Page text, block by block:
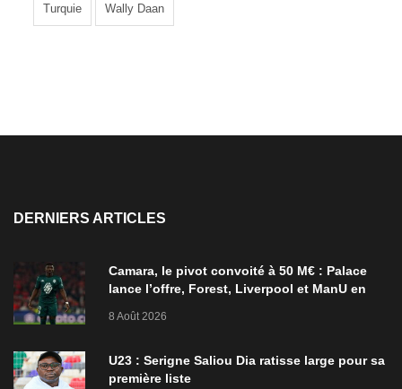
Turquie Wally Daan
DERNIERS ARTICLES
Camara, le pivot convoité à 50 M€ : Palace
lance l’offre, Forest, Liverpool et ManU en
8 Août 2026
U23 : Serigne Saliou Dia ratisse large pour sa
première liste